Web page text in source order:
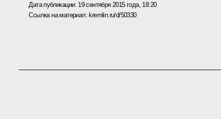
Дата публикации: 19 сентября 2015 года, 18:20
Ссылка на материал: kremlin.ru/d/50330